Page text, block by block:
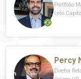
Leto Capital
Percy
Diretor